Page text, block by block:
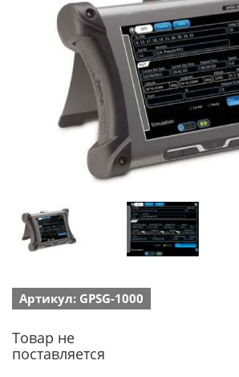
Артикул: GPSG-1000
Товар не
поставляется